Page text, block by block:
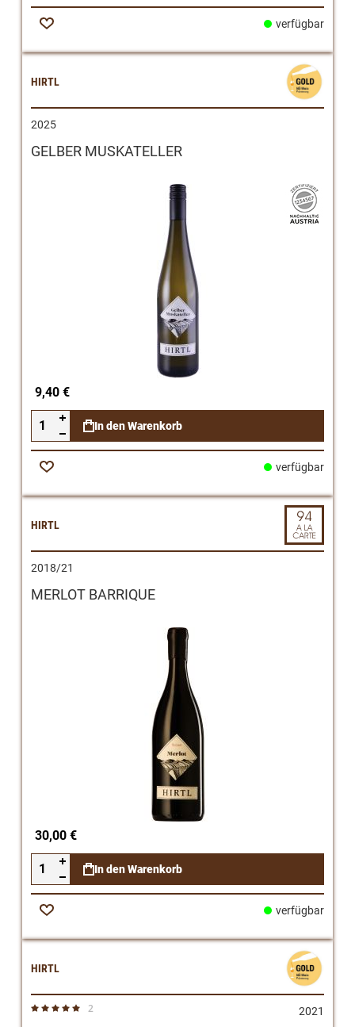
Zur
verfügbar
HIRTL
2025
GELBER MUSKATELLER
9,40 €
In den Warenkorb
Zur
verfügbar
HIRTL
2018/21
MERLOT BARRIQUE
30,00 €
In den Warenkorb
Zur
verfügbar
HIRTL
Bewertung: 2 2021